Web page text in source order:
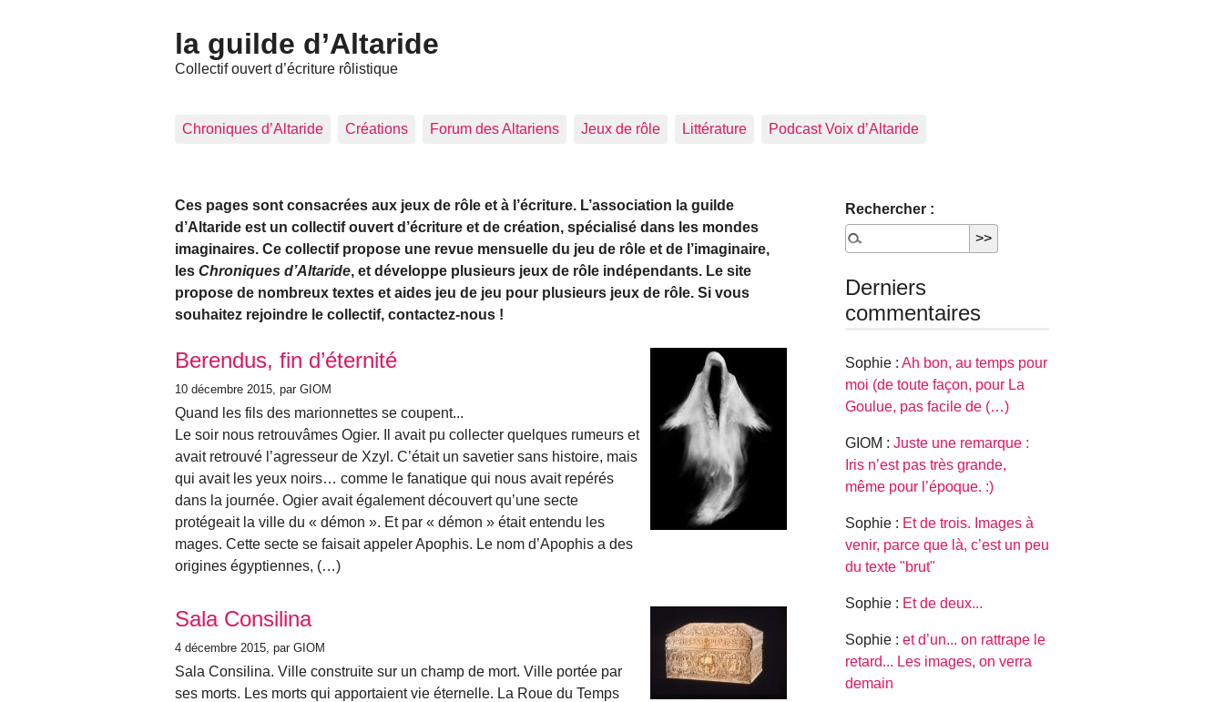
la guilde d’Altaride
Collectif ouvert d’écriture rôlistique
Chroniques d’Altaride Créations Forum des Altariens Jeux de rôle Littérature Podcast Voix d’Altaride
Ces pages sont consacrées aux jeux de rôle et à l’écriture. L’association la guilde
d’Altaride est un collectif ouvert d’écriture et de création, spécialisé dans les mondes
imaginaires. Ce collectif propose une revue mensuelle du jeu de rôle et de l’imaginaire,
les Chroniques d’Altaride, et développe plusieurs jeux de rôle indépendants. Le site
propose de nombreux textes et aides jeu de jeu pour plusieurs jeux de rôle. Si vous
souhaitez rejoindre le collectif, contactez-nous !
Articles les plus récents
Berendus, fin d’éternité
10 décembre 2015 , par GIOM
Quand les fils des marionnettes se coupent...
Le soir nous retrouvâmes Ogier. Il avait pu collecter quelques rumeurs et
avait retrouvé l’agresseur de Xzyl. C’était un savetier sans histoire, mais
qui avait les yeux noirs… comme le fanatique qui nous avait repérés
dans la journée. Ogier avait également découvert qu’une secte
protégeait la ville du « démon ». Et par « démon » était entendu les
mages. Cette secte se faisait appeler Apophis. Le nom d’Apophis a des
origines égyptiennes, (…)
Sala Consilina
4 décembre 2015 , par GIOM
Sala Consilina. Ville construite sur un champ de mort. Ville portée par
ses morts. Les morts qui apportaient vie éternelle. La Roue du Temps
Rechercher :
Derniers
commentaires
Sophie :Ah bon, au temps pour
moi (de toute façon, pour La
Goulue, pas facile de (…)
GIOM :Juste une remarque :
Iris n’est pas très grande,
même pour l’époque. :)
Sophie : Et de trois. Images à
venir, parce que là, c’est un peu
du texte "brut"
Sophie : Et de deux...
Sophie :et d’un... on rattrape le
retard... Les images, on verra
demain